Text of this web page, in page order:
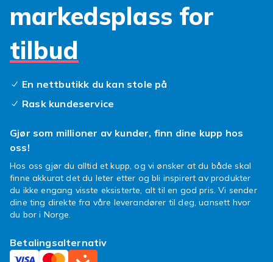
minimalistiske til fargerike og funksjonelle.
etui ipad pro 12.9
kan fungere som stativ? Eller kanskje et
gjennomsiktig
gjennom? Valget er ditt!
Det er på tide å gi nettbrettet ditt den
ipad dekselfra vårt utvalg sikrer du at din
kan enkelt bytte deksel etter humør eller
anledning, og alltid være sikker på at enheten
din er trygg og god.
Klar for å kle opp din ipad pro i noe nytt og
deksler og finn den perfekte matchen for deg
markedsplass for
tilbud
En nettbutikk du kan stole på
Rask kundeservice
Gjør som millioner av kunder, finn dine kupp hos
oss!
Hos oss gjør du alltid et kupp, og vi ønsker at du både skal
finne akkurat det du leter etter og bli inspirert av produkter
du ikke engang visste eksisterte, alt til en god pris. Vi sender
dine ting direkte fra våre leverandører til deg, uansett hvor
du bor i Norge.
Betalingsalternativ